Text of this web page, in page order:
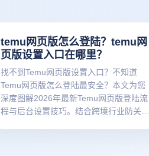
temu网页版怎么登陆？temu网
页版设置入口在哪里？
找不到Temu网页版设置入口？不知道
Temu网页版怎么登陆最安全？本文为您
深度图解2026年最新Temu网页版登陆流
程与后台设置技巧。结合跨境行业防关联